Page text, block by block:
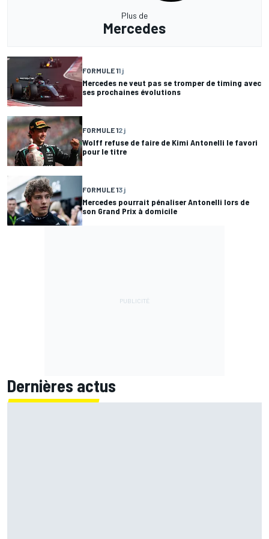
Plus de
Mercedes
FORMULE 11 j
Mercedes ne veut pas se tromper de timing avec
ses prochaines évolutions
FORMULE 12 j
Wolff refuse de faire de Kimi Antonelli le favori
pour le titre
FORMULE 13 j
Mercedes pourrait pénaliser Antonelli lors de
son Grand Prix à domicile
Dernières actus